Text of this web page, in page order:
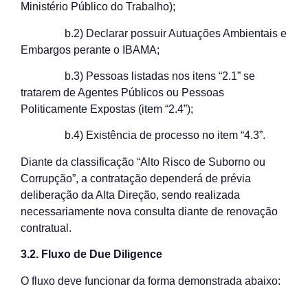
Ministério Público do Trabalho);
b.2) Declarar possuir Autuações Ambientais e
Embargos perante o IBAMA;
b.3) Pessoas listadas nos itens “2.1” se
tratarem de Agentes Públicos ou Pessoas
Politicamente Expostas (item “2.4”);
b.4) Existência de processo no item “4.3”.
Diante da classificação “Alto Risco de Suborno ou
Corrupção”, a contratação dependerá de prévia
deliberação da Alta Direção, sendo realizada
necessariamente nova consulta diante de renovação
contratual.
3.2. Fluxo de Due Diligence
O fluxo deve funcionar da forma demonstrada abaixo: